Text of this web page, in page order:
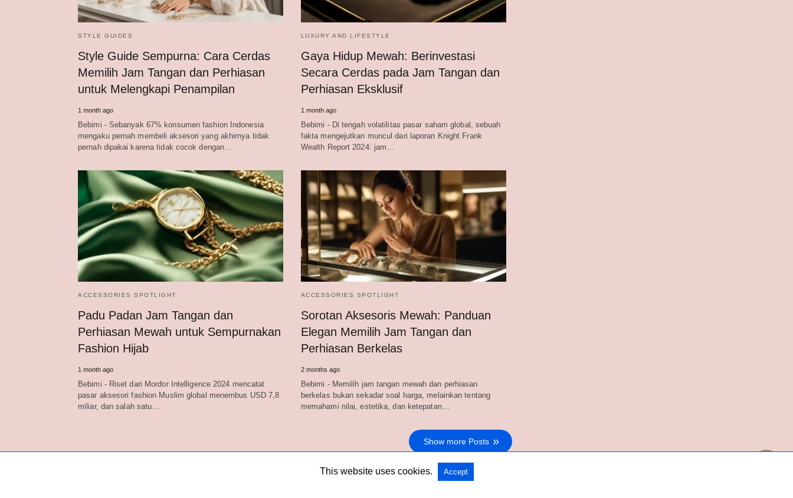
STYLE GUIDES
Style Guide Sempurna: Cara Cerdas
Memilih Jam Tangan dan Perhiasan
untuk Melengkapi Penampilan
1 month ago
Bebimi - Sebanyak 67% konsumen fashion Indonesia
mengaku pernah membeli aksesori yang akhirnya tidak
pernah dipakai karena tidak cocok dengan…
LUXURY AND LIFESTYLE
Gaya Hidup Mewah: Berinvestasi
Secara Cerdas pada Jam Tangan dan
Perhiasan Eksklusif
1 month ago
Bebimi - Di tengah volatilitas pasar saham global, sebuah
fakta mengejutkan muncul dari laporan Knight Frank
Wealth Report 2024: jam…
ACCESSORIES SPOTLIGHT
Padu Padan Jam Tangan dan
Perhiasan Mewah untuk Sempurnakan
Fashion Hijab
1 month ago
Bebimi - Riset dari Mordor Intelligence 2024 mencatat
pasar aksesori fashion Muslim global menembus USD 7,8
miliar, dan salah satu…
ACCESSORIES SPOTLIGHT
Sorotan Aksesoris Mewah: Panduan
Elegan Memilih Jam Tangan dan
Perhiasan Berkelas
2 months ago
Bebimi - Memilih jam tangan mewah dan perhiasan
berkelas bukan sekadar soal harga, melainkan tentang
memahami nilai, estetika, dan ketepatan…
Show more Posts
Copyright @ 2026 Bebimi All Rights Reserved
This website uses cookies. Accept